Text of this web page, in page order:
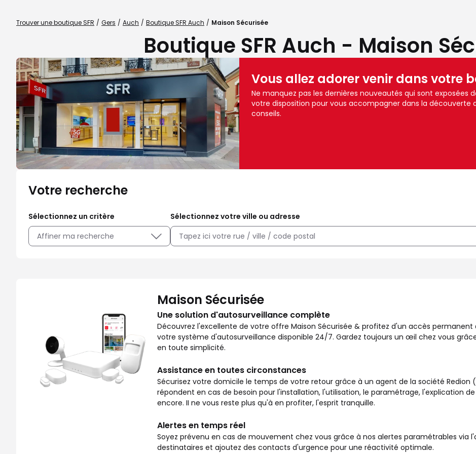
Trouver une boutique SFR Gers Auch Boutique SFR Auch Maison Sécurisée
Boutique SFR Auch - Maison
Vous allez adorer venir dans votre
Ne manquez pas les dernières nouveautés qui sont exposées
votre disposition pour vous accompagner dans la découverte
conseils.
Votre recherche
Sélectionnez un critère
Affiner ma recherche
Sélectionnez votre ville ou adresse
Maison Sécurisée
Une solution d'autosurveillance complète
Découvrez l'excellente de votre offre Maison Sécurisée & profitez d'un accès
votre système d'autosurveillance disponible 24/7. Gardez toujours un œil chez vous
en toute simplicité.
Assistance en toutes circonstances
Sécurisez votre domicile le temps de votre retour grâce à un agent de la société Redion
répondent en cas de besoin pour l'installation, l'utilisation, le paramétrage, l'explication
encore. II ne vous reste plus qu'à en profiter, l'esprit tranquille.
Alertes en temps réel
Soyez prévenu en cas de mouvement chez vous grâce à nos alertes paramétrables via
destinataires et ajoutez des contacts d'urgence pour une réactivité optimale.
Avec Maison Sécurisée, soyez rassuré sur ce qui se passe chez vous et surveiller votre logement en toutes circonstances,